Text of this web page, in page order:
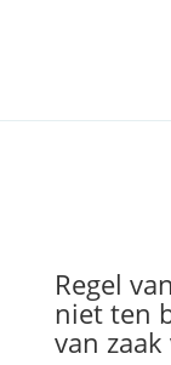
Regel
niet ten
van